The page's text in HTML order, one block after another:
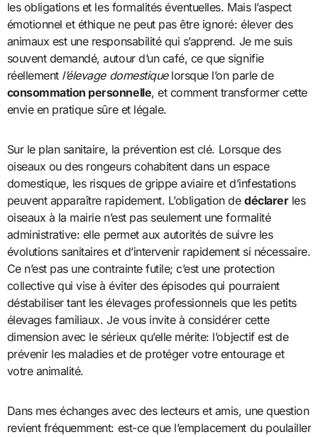
les obligations et les formalités éventuelles. Mais l’aspect
émotionnel et éthique ne peut pas être ignoré: élever des
animaux est une responsabilité qui s’apprend. Je me suis
souvent demandé, autour d’un café, ce que signifie
réellement l’élevage domestiquelorsque l’on parle de
consommation personnelle, et comment transformer cette
envie en pratique sûre et légale.
Sur le plan sanitaire, la prévention est clé. Lorsque des
oiseaux ou des rongeurs cohabitent dans un espace
domestique, les risques de grippe aviaire et d’infestations
peuvent apparaître rapidement. L’obligation dedéclarerles
oiseaux à la mairie n’est pas seulement une formalité
administrative: elle permet aux autorités de suivre les
évolutions sanitaires et d’intervenir rapidement si nécessaire.
Ce n’est pas une contrainte futile; c’est une protection
collective qui vise à éviter des épisodes qui pourraient
déstabiliser tant les élevages professionnels que les petits
élevages familiaux. Je vous invite à considérer cette
dimension avec le sérieux qu’elle mérite: l’objectif est de
prévenir les maladies et de protéger votre entourage et
votre animalité.
Dans mes échanges avec des lecteurs et amis, une question
revient fréquemment: est-ce que l’emplacement du poulailler